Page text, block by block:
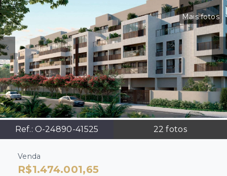
Mais fotos
Ref.: O-24890-41525 22 fotos
Venda
R$1.474.001,65